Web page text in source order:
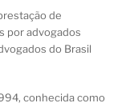
de
por advogados
do Brasil
conhecida como